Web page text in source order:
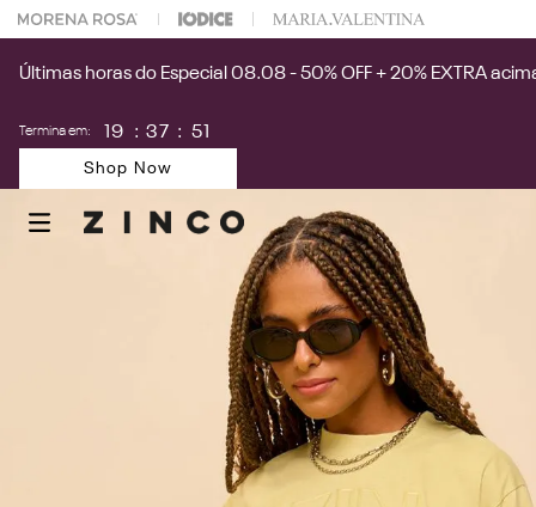
na sua 1° compra usando o cupom: PRIMEIRAZIN
Últimas horas do Especial 08.08 - 50% OFF + 20% EXTRA
Termina em: 19 : 37 : 50
Shop Now